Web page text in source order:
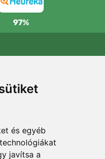
és egyéb
javítsa a
97%
összeg felett: 80 EUR
visszaküldheti vagy
ot
egy fát! Bővebben